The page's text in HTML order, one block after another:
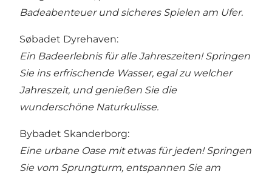
Badeabenteuer und sicheres Spielen am Ufer.
Søbadet Dyrehaven:
Ein Badeerlebnis für alle Jahreszeiten! Springen
Sie ins erfrischende Wasser, egal zu welcher
Jahreszeit, und genießen Sie die
wunderschöne Naturkulisse.
Bybadet Skanderborg:
Eine urbane Oase mit etwas für jeden! Springen
Sie vom Sprungturm, entspannen Sie am